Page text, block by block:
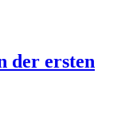
der ersten